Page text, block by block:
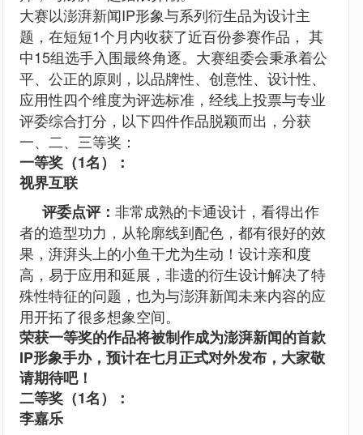
大赛以澎湃新闻IP形象与系列衍生品为设计主
题，在短短1个月内收获了近百份参赛作品， 其
中15组选手入围最终角逐。大赛组委会秉承着公
平、公正的原则，以品牌性、创意性、设计性、
应用性四个维度为评选标准，经线上投票与专业
评委综合打分，以下四件作品脱颖而出，分获
一、二、三等奖：
一等奖（1名）：
视界互联
评委点评： 非常成熟的卡通设计，看得出作
者的造型功力，从轮廓线到配色，都有很好的效
果，湃湃头上的小鱼干尤为生动！设计亲和度
高，易于应用和延展，非遗的衍生设计解决了特
殊性特征的问题，也为与澎湃新闻未来内容的应
用开拓了很多想象空间。
荣获一等奖的作品将被制作成为澎湃新闻的首款
IP形象手办，预计在七月正式对外发布，大家敬
请期待吧！
二等奖（1名）：
李嘉乐